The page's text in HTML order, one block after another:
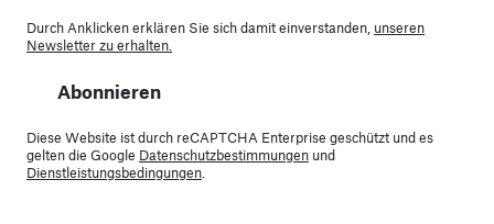
Durch Anklicken erklären Sie sich damit einverstanden, unseren
Newsletter zu erhalten.
Abonnieren
Diese Website ist durch reCAPTCHA Enterprise geschützt und es
gelten die Google Datenschutzbestimmungen und
Dienstleistungsbedingungen